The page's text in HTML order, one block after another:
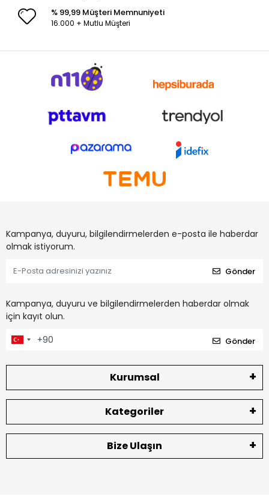
% 99,99 Müşteri Memnuniyeti
16.000 + Mutlu Müşteri
Kampanya, duyuru, bilgilendirmelerden e-posta ile haberdar
olmak istiyorum.
Gönder
Kampanya, duyuru ve bilgilendirmelerden haberdar olmak
için kayıt olun.
Gönder
Kurumsal
Kategoriler
Bize Ulaşın